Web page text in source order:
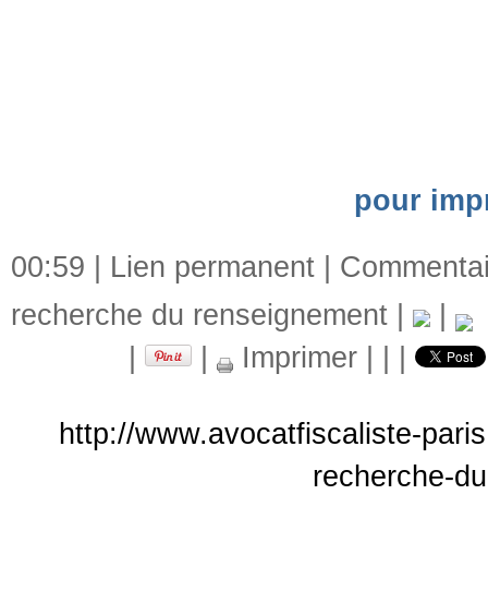
pour
00:59 | Lien permanent
recherche du renseignement
Imprimer
http://www.avocatfiscaliste-
recherche-